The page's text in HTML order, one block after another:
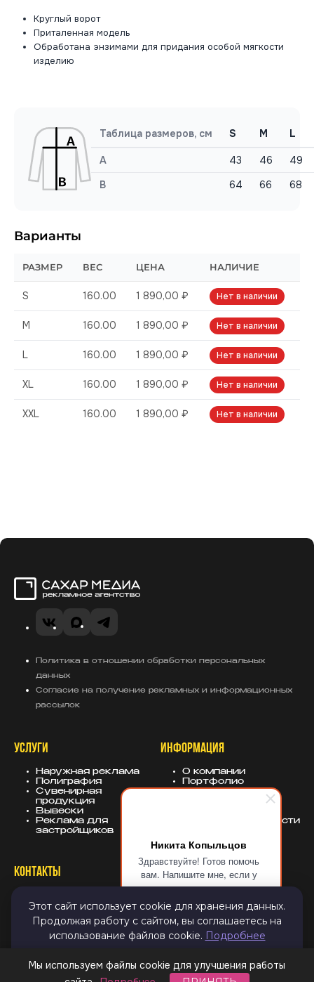
Никита Копыльцов
Здравствуйте! Готов помочь
вам. Напишите мне, если у
вас появятся вопросы.
Круглый ворот
Приталенная модель
Обработана энзимами для придания особой мягкости
изделию
Таблица размеров, см S M L
A 43 46
49
B
64 66 68
Варианты
РАЗМЕР ВЕС ЦЕНА НАЛИЧИЕ
S 160.00 1 890,00 ₽ Нет в наличии
M 160.00 1 890,00 ₽ Нет в наличии
L 160.00 1 890,00 ₽ Нет в наличии
XL 160.00 1 890,00 ₽ Нет в наличии
XXL 160.00 1 890,00 ₽ Нет в наличии
VK MAXTelegram
Политика в отношении обработки персональных
данных
Согласие на получение рекламных и информационных
рассылок
УСЛУГИ
Наружная реклама
Полиграфия
Сувенирная
продукция
Вывески
Реклама для
застройщиков
ИНФОРМАЦИЯ
О компании
Портфолио
База знаний
конфиденциальности
КОНТАКТЫ
info@sugarmedia.ru
Екатеринбург
СОЦСЕТИ
VK
Дзен
Email
Этот сайт использует cookie для хранения данных.
Продолжая работу с сайтом, вы соглашаетесь на
использование файлов cookie. Подробнее
ПРИНЯТЬ И ЗАКРЫТЬ
Мы используем файлы cookie для улучшения работы